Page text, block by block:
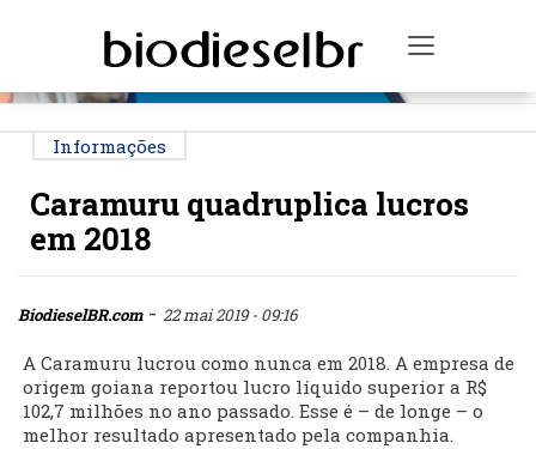
Toggle
Informações
Caramuru quadruplica lucros
em 2018
BiodieselBR.com- 22 mai 2019 - 09:16
A Caramuru lucrou como nunca em 2018. A empresa de
origem goiana reportou lucro líquido superior a R$
102,7 milhões no ano passado. Esse é – de longe – o
melhor resultado apresentado pela companhia.